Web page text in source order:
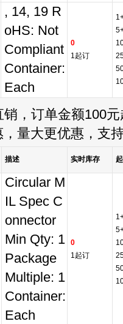
, 14, 19 R
oHS: Not
Compliant
Container:
Each
0
1起订
，订单金额100元
量大更优惠，支
描述 实时库存
Circular M
IL Spec C
onnector
Min Qty: 1
Package
Multiple: 1
Container:
Each
0
1起订